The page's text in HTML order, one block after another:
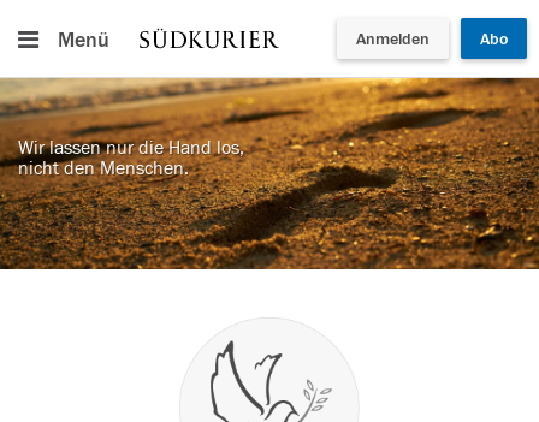
Menü Anmelden Abo
Wir lassen nur die Hand los,
nicht den Menschen.